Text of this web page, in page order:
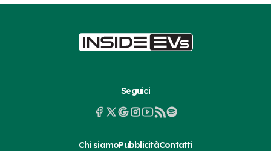
Seguici
Chi siamoPubblicitàContatti